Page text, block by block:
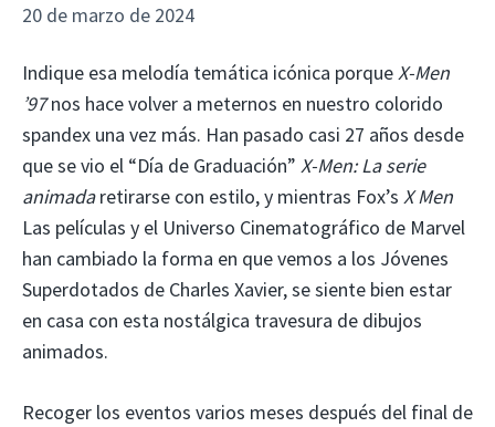
20 de marzo de 2024
Indique esa melodía temática icónica porqueX-Men
’97nos hace volver a meternos en nuestro colorido
spandex una vez más. Han pasado casi 27 años desde
que se vio el “Día de Graduación” X-Men: La serie
animadaretirarse con estilo, y mientras Fox’s X Men
Las películas y el Universo Cinematográfico de Marvel
han cambiado la forma en que vemos a los Jóvenes
Superdotados de Charles Xavier, se siente bien estar
en casa con esta nostálgica travesura de dibujos
animados.
Recoger los eventos varios meses después del final de